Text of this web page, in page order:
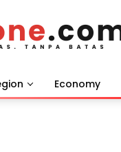
Economy